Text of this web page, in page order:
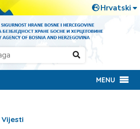
MENU
Vijesti